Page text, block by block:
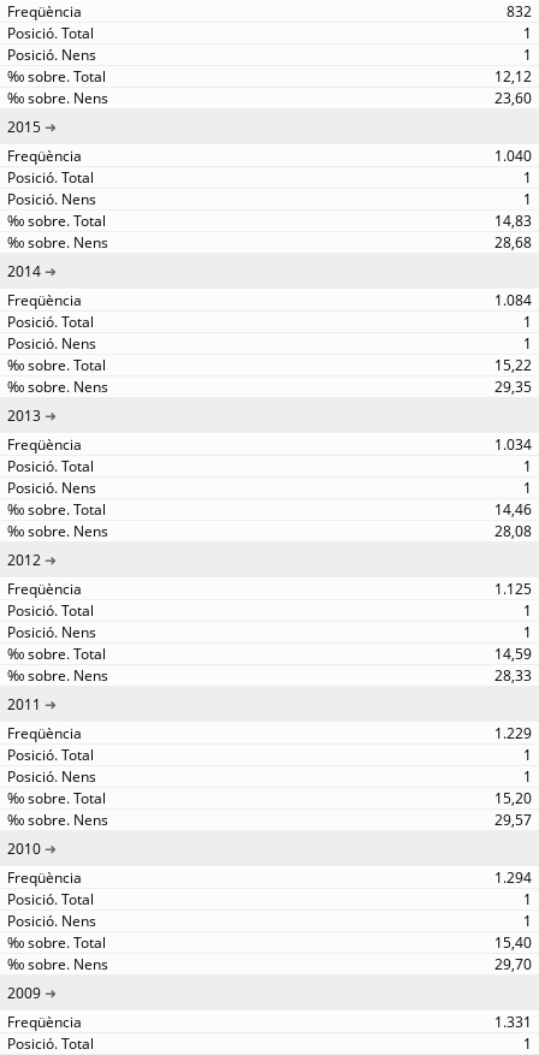
832
1
1
12,12
23,60
2015
1.040
1
1
14,83
28,68
2014
1.084
1
1
15,22
29,35
2013
1.034
1
1
14,46
28,08
2012
1.125
1
1
14,59
28,33
2011
1.229
1
1
15,20
29,57
2010
1.294
1
1
15,40
29,70
2009
1.331
1